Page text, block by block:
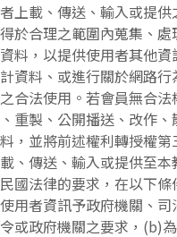
上載、傳送、輸入或提
於合理之範圍內蒐集、
料，以提供使用者其他
資料、或進行關於網路行
合法使用。若會員無合
重製、公開播送、改作
，並將前述權利轉授權
、傳送、輸入或提供至本
國法律的要求，在以下
用者資訊予政府機關、
或政府機關之要求，(b)